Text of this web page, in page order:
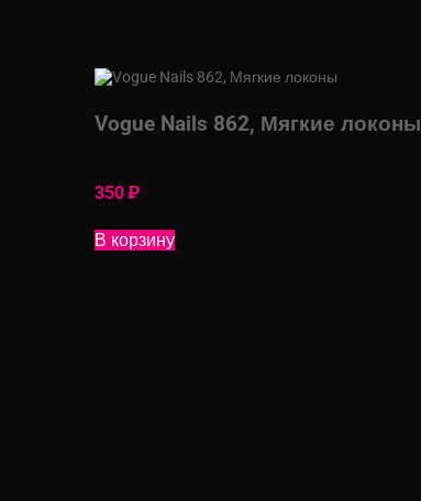
Vogue Nails 862, Мягкие локоны
350₽
В корзину